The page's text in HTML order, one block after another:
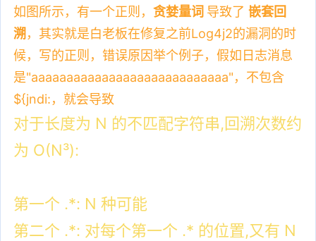
如图所示，有一个正则， 贪婪量词 导致了 嵌套回
溯 ，其实就是白老板在修复之前Log4j2的漏洞的时
候，写的正则，错误原因举个例子，假如日志消息
是"aaaaaaaaaaaaaaaaaaaaaaaaaaaa"，不包含
${jndi:，就会导致
对于长度为 N 的不匹配字符串,回溯次数约
为 O(N³):
第一个 .*: N 种可能
第二个 .*: 对每个第一个 .* 的位置,又有 N